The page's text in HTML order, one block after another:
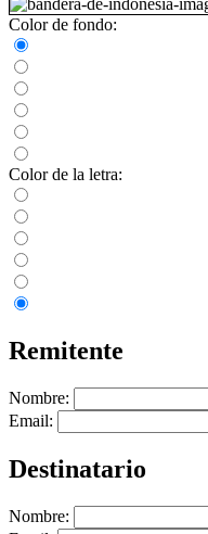
Color de fondo:
Color de la letra:
Remitente
Nombre:
Email:
Destinatario
Nombre: